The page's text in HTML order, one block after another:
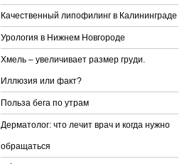
Качественный липофилинг в Калининграде
Урология в Нижнем Новгороде
Хмель – увеличивает размер груди.
Иллюзия или факт?
Польза бега по утрам
Дерматолог: что лечит врач и когда нужно
обращаться